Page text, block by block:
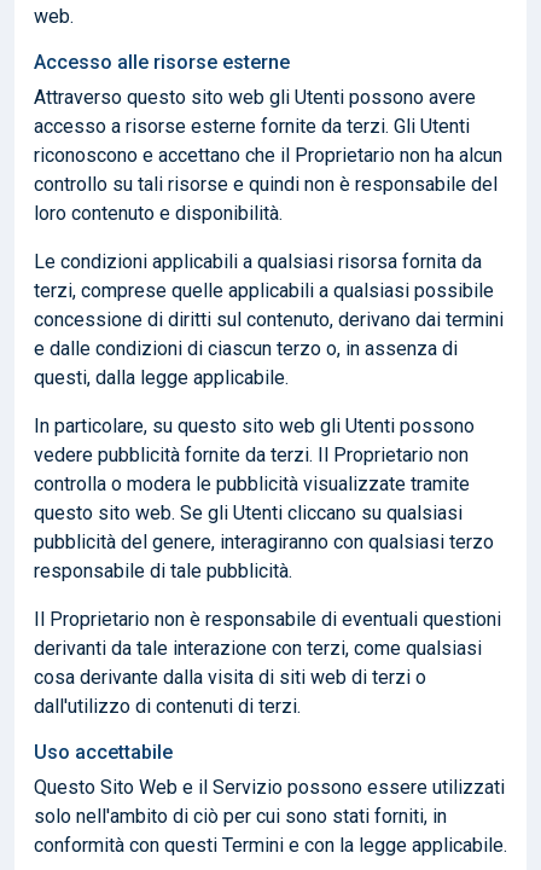
web.
Accesso alle risorse esterne
Attraverso questo sito web gli Utenti possono avere
accesso a risorse esterne fornite da terzi. Gli Utenti
riconoscono e accettano che il Proprietario non ha alcun
controllo su tali risorse e quindi non è responsabile del
loro contenuto e disponibilità.
Le condizioni applicabili a qualsiasi risorsa fornita da
terzi, comprese quelle applicabili a qualsiasi possibile
concessione di diritti sul contenuto, derivano dai termini
e dalle condizioni di ciascun terzo o, in assenza di
questi, dalla legge applicabile.
In particolare, su questo sito web gli Utenti possono
vedere pubblicità fornite da terzi. Il Proprietario non
controlla o modera le pubblicità visualizzate tramite
questo sito web. Se gli Utenti cliccano su qualsiasi
pubblicità del genere, interagiranno con qualsiasi terzo
responsabile di tale pubblicità.
Il Proprietario non è responsabile di eventuali questioni
derivanti da tale interazione con terzi, come qualsiasi
cosa derivante dalla visita di siti web di terzi o
dall'utilizzo di contenuti di terzi.
Uso accettabile
Questo Sito Web e il Servizio possono essere utilizzati
solo nell'ambito di ciò per cui sono stati forniti, in
conformità con questi Termini e con la legge applicabile.